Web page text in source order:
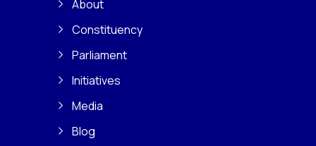
About
Constituency
Parliament
Initiatives
Media
Blog